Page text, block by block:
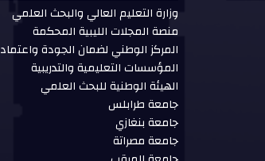
وزارة التعليم العالي والبحث العلمي
منصة المجلات الليبية المحكمة
المركز الوطني لضمان الجودة واعتماد
المؤسسات التعليمية والتدريبية
الهيئة الوطنية للبحث العلمي
جامعة طرابلس
جامعة بنغازي
جامعة مصراتة